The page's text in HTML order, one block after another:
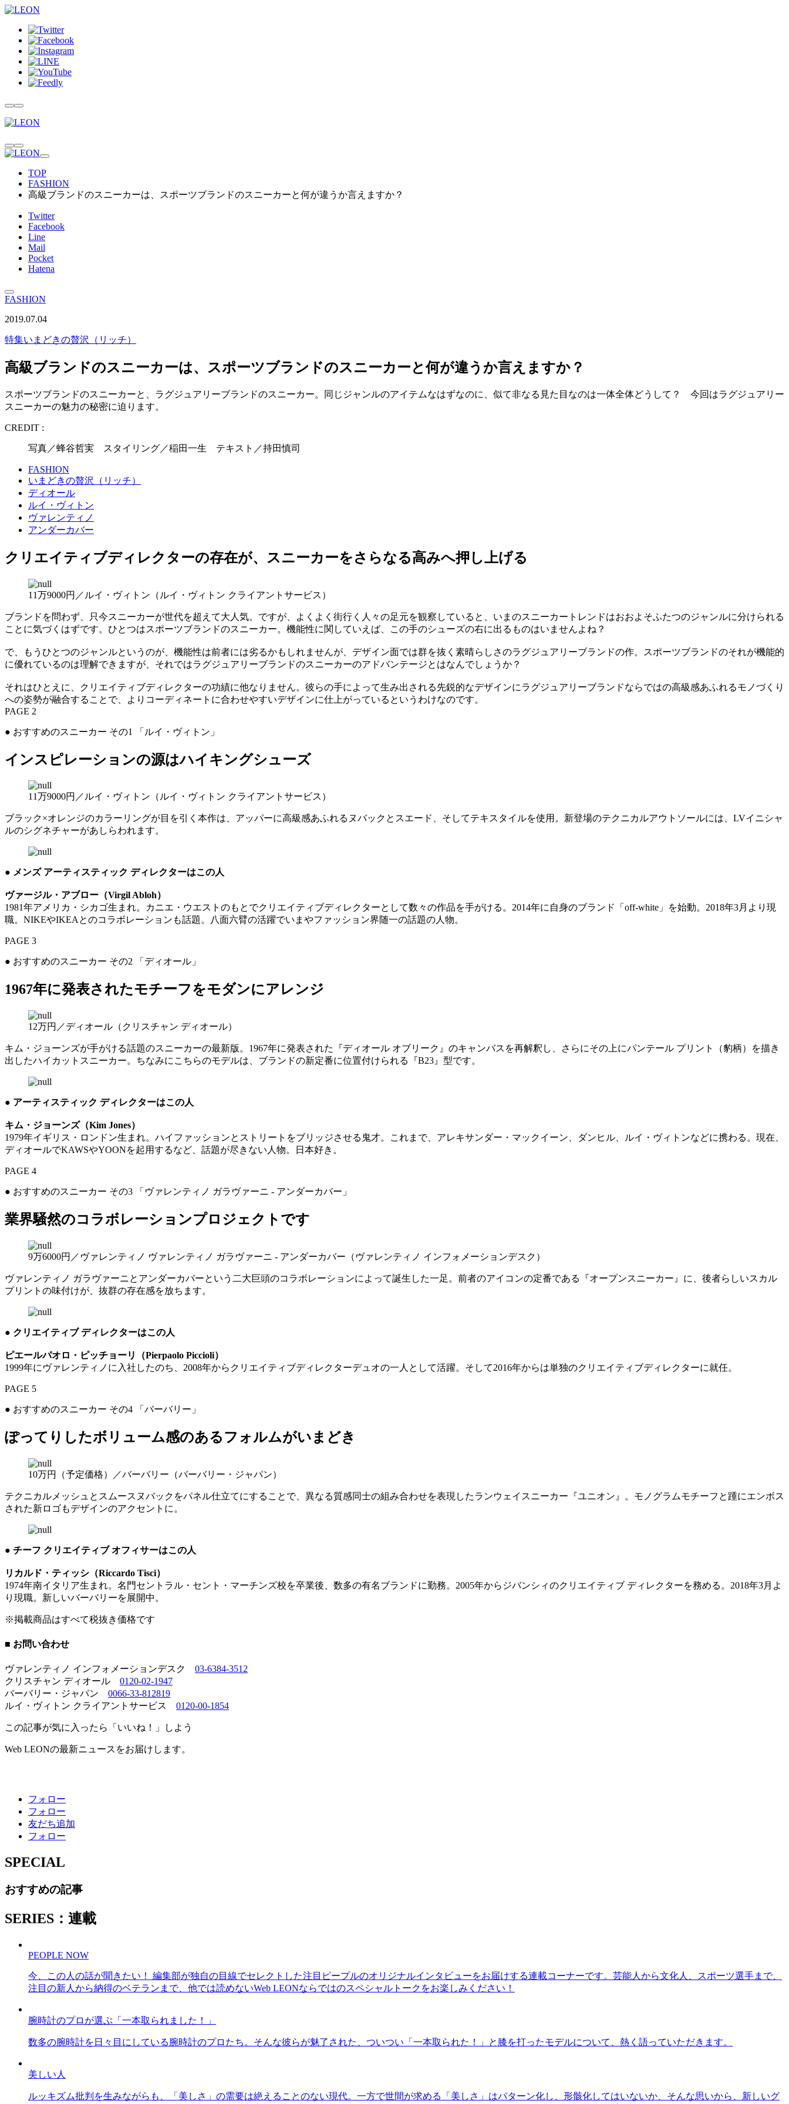
TOP
FASHION
高級ブランドのスニーカーは、スポーツブランドのスニーカーと何が違うか言えますか？
Twitter
Facebook
Line
Mail
Pocket
Hatena
FASHION
2019.07.04
特集いまどきの贅沢（リッチ）
高級ブランドのスニーカーは、スポーツブランドのスニーカーと何が違うか言えますか？
スポーツブランドのスニーカーと、ラグジュアリーブランドのスニーカー。同じジャンルのアイテムなはずなのに、似て非なる見た目なのは一体全体どうして？ 今回はラグジュアリー
スニーカーの魅力の秘密に迫ります。
CREDIT :
写真／蜂谷哲実 スタイリング／稲田一生 テキスト／持田慎司
FASHION
いまどきの贅沢（リッチ）
ディオール
ルイ・ヴィトン
ヴァレンティノ
アンダーカバー
クリエイティブディレクターの存在が、スニーカーをさらなる高みへ押し上げる
11万9000円／ルイ・ヴィトン（ルイ・ヴィトン クライアントサービス）
ブランドを問わず、只今スニーカーが世代を超えて大人気。ですが、よくよく街行く人々の足元を観察していると、いまのスニーカートレンドはおおよそふたつのジャンルに分けられる
ことに気づくはずです。ひとつはスポーツブランドのスニーカー。機能性に関していえば、この手のシューズの右に出るものはいませんよね？
で、もうひとつのジャンルというのが、機能性は前者には劣るかもしれませんが、デザイン面では群を抜く素晴らしさのラグジュアリーブランドの作。スポーツブランドのそれが機能的
に優れているのは理解できますが、それではラグジュアリーブランドのスニーカーのアドバンテージとはなんでしょうか？
それはひとえに、クリエイティブディレクターの功績に他なりません。彼らの手によって生み出される先鋭的なデザインにラグジュアリーブランドならではの高級感あふれるモノづくり
への姿勢が融合することで、よりコーディネートに合わせやすいデザインに仕上がっているというわけなのです。
PAGE 2
● おすすめのスニーカー その1 「ルイ・ヴィトン」
インスピレーションの源はハイキングシューズ
11万9000円／ルイ・ヴィトン（ルイ・ヴィトン クライアントサービス）
ブラック×オレンジのカラーリングが目を引く本作は、アッパーに高級感あふれるヌバックとスエード、そしてテキスタイルを使用。新登場のテクニカルアウトソールには、LVイニシャ
ルのシグネチャーがあしらわれます。
● メンズ アーティスティック ディレクターはこの人
ヴァージル・アブロー（Virgil Abloh）
1981年アメリカ・シカゴ生まれ。カニエ・ウエストのもとでクリエイティブディレクターとして数々の作品を手がける。2014年に自身のブランド「off-white」を始動。2018年3月より現
職。NIKEやIKEAとのコラボレーションも話題。八面六臂の活躍でいまやファッション界随一の話題の人物。
PAGE 3
● おすすめのスニーカー その2 「ディオール」
1967年に発表されたモチーフをモダンにアレンジ
12万円／ディオール（クリスチャン ディオール）
キム・ジョーンズが手がける話題のスニーカーの最新版。1967年に発表された『ディオール オブリーク』のキャンバスを再解釈し、さらにその上にパンテール プリント（豹柄）を描き
出したハイカットスニーカー。ちなみにこちらのモデルは、ブランドの新定番に位置付けられる『B23』型です。
● アーティスティック ディレクターはこの人
キム・ジョーンズ（Kim Jones）
1979年イギリス・ロンドン生まれ。ハイファッションとストリートをブリッジさせる鬼才。これまで、アレキサンダー・マックイーン、ダンヒル、ルイ・ヴィトンなどに携わる。現在、
ディオールでKAWSやYOONを起用するなど、話題が尽きない人物。日本好き。
PAGE 4
● おすすめのスニーカー その3 「ヴァレンティノ ガラヴァーニ - アンダーカバー」
業界騒然のコラボレーションプロジェクトです
9万6000円／ヴァレンティノ ヴァレンティノ ガラヴァーニ - アンダーカバー（ヴァレンティノ インフォメーションデスク）
ヴァレンティノ ガラヴァーニとアンダーカバーという二大巨頭のコラボレーションによって誕生した一足。前者のアイコンの定番である『オープンスニーカー』に、後者らしいスカル
プリントの味付けが、抜群の存在感を放ちます。
● クリエイティブ ディレクターはこの人
ピエールパオロ・ピッチョーリ（Pierpaolo Piccioli）
1999年にヴァレンティノに入社したのち、2008年からクリエイティブディレクターデュオの一人として活躍。そして2016年からは単独のクリエイティブディレクターに就任。
PAGE 5
● おすすめのスニーカー その4 「バーバリー」
ぽってりしたボリューム感のあるフォルムがいまどき
10万円（予定価格）／バーバリー（バーバリー・ジャパン）
テクニカルメッシュとスムースヌバックをパネル仕立てにすることで、異なる質感同士の組み合わせを表現したランウェイスニーカー『ユニオン』。モノグラムモチーフと踵にエンボス
された新ロゴもデザインのアクセントに。
● チーフ クリエイティブ オフィサーはこの人
リカルド・ティッシ（Riccardo Tisci）
1974年南イタリア生まれ。名門セントラル・セント・マーチンズ校を卒業後、数多の有名ブランドに勤務。2005年からジバンシィのクリエイティブ ディレクターを務める。2018年3月よ
り現職。新しいバーバリーを展開中。
※掲載商品はすべて税抜き価格です
■ お問い合わせ
ヴァレンティノ インフォメーションデスク 03-6384-3512
クリスチャン ディオール 0120-02-1947
バーバリー・ジャパン 0066-33-812819
ルイ・ヴィトン クライアントサービス 0120-00-1854
この記事が気に入ったら「いいね！」しよう
Web LEONの最新ニュースをお届けします。
フォロー
フォロー
友だち追加
フォロー
SPECIAL
おすすめの記事
SERIES：連載
PEOPLE NOW
今、この人の話が聞きたい！ 編集部が独自の目線でセレクトした注目ピープルのオリジナルインタビューをお届けする連載コーナーです。芸能人から文化人、スポーツ選手まで、
注目の新人から納得のベテランまで、他では読めないWeb LEONならではのスペシャルトークをお楽しみください！
腕時計のプロが選ぶ「一本取られました！」
数多の腕時計を日々目にしている腕時計のプロたち。そんな彼らが魅了された、ついつい「一本取られた！」と膝を打ったモデルについて、熱く語っていただきます。
美しい人
ルッキズム批判を生みながらも、「美しさ」の需要は絶えることのない現代。一方で世間が求める「美しさ」はパターン化し、形骸化してはいないか、そんな思いから、新しいグ